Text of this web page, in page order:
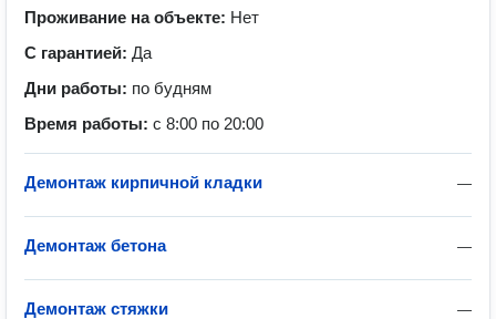
Проживание на объекте: Нет
С гарантией: Да
Дни работы: по будням
Время работы: с 8:00 по 20:00
—
Демонтаж кирпичной кладки
—
Демонтаж бетона
—
Демонтаж стяжки